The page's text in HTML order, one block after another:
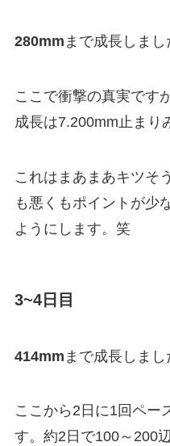
280mm まで成長しまし
ここで衝撃の真実です
成長は7.200mm止まり
これはまあまあキツそ
も悪くもポイントが少
ようにします。笑
3~4日目
414mm まで成長しまし
ここから2日に1回ペー
す。約2日で100～200